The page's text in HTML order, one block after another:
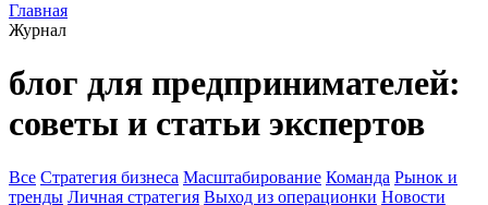
Главная
Журнал
блог для предпринимателей:
советы и статьи экспертов
Все Стратегия бизнеса Масштабирование Команда Рынок и
тренды Личная стратегия Выход из операционки Новости